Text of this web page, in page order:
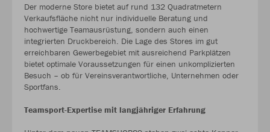
Der moderne Store bietet auf rund 132 Quadratmetern
Verkaufsfläche nicht nur individuelle Beratung und
hochwertige Teamausrüstung, sondern auch einen
integrierten Druckbereich. Die Lage des Stores im gut
erreichbaren Gewerbegebiet mit ausreichend Parkplätzen
bietet optimale Voraussetzungen für einen unkomplizierten
Besuch – ob für Vereinsverantwortliche, Unternehmen oder
Sportfans.
Teamsport-Expertise mit langjähriger Erfahrung